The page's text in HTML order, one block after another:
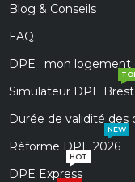
Blog & Conseils
FAQ
DPE : mon logement
Simulateur DPE Brest
Durée de validité des
Réforme DPE 2026
NEW
DPE Express
HOT